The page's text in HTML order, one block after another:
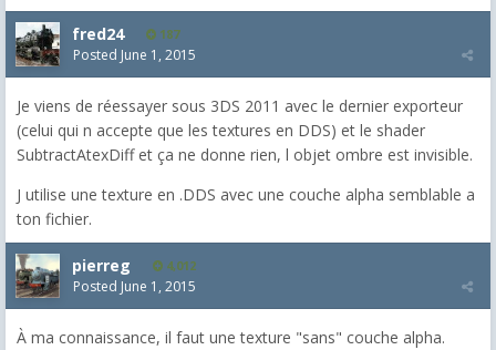
fred24 187
Posted June 1, 2015
Je viens de réessayer sous 3DS 2011 avec le dernier exporteur
(celui qui n accepte que les textures en DDS) et le shader
SubtractAtexDiff et ça ne donne rien, l objet ombre est invisible.
J utilise une texture en .DDS avec une couche alpha semblable a
ton fichier.
pierreg 4,012
Posted June 1, 2015
À ma connaissance, il faut une texture "sans" couche alpha.